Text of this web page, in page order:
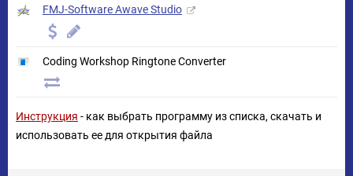
FMJ-Software Awave Studio
Coding Workshop Ringtone Converter
Инструкция - как выбрать программу из списка, скачать и
использовать ее для открытия файла